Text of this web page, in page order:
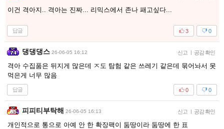
이건 격아지.. 격아는 진짜... 리믹스에서 존나 패고싶다...
답글 0
3
댕댕댕스 26-06-05 16:12 신고 | 공감 확인
격아 수집품은 뒤지게 많은데 ㅈ도 탐험 같은 쓰레기 같은데 묶어놔서 못
먹은게 너무 많음
답글 0
0
피피티부탁해 26-06-05 16:13 신고 | 공감 확인
개인적으로 통으로 아예 안 한 확장팩이 둠땅이라 둠땅에 한 표